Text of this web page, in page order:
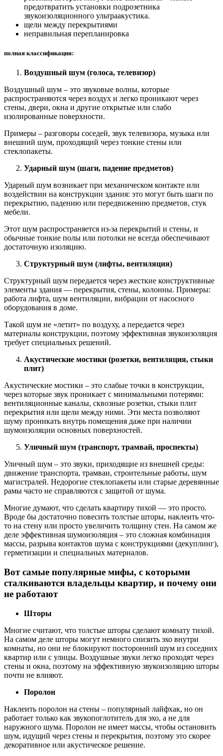
предотвратить установки подрозетника
звукоизоляционного ультраакустика.
щели между перекрытиями
неправильная перепланировка
полная классификация:
Воздушный шум (голоса, телевизор)
Воздушный шум – это звуковые волны, которые
распространяются через воздух и легко проникают через
стены, двери, окна и другие открытые или слабо
изолированные поверхности.
Примеры – разговоры соседей, звук телевизора, музыка или
внешний шум, проходящий через тонкие стены или
стеклопакеты.
Ударный шум (шаги, падение предметов)
Ударный шум возникает при механическом контакте или
воздействии на конструкции здания: это могут быть шаги по
перекрытию, падению или передвижению предметов, стук
мебели.
Этот шум распространяется из-за перекрытий и стены, и
обычные тонкие полы или потолки не всегда обеспечивают
достаточную изоляцию.
Структурный шум (лифты, вентиляция)
Структурный шум передается через жесткие конструктивные
элементы здания — перекрытия, стены, колонны. Примеры:
работа лифта, шум вентиляции, вибрации от насосного
оборудования в доме.
Такой шум не «летит» по воздуху, а передается через
материалы конструкции, поэтому эффективная звукоизоляция
требует специальных решений.
Акустические мостики (розетки, вентиляция, стыки
плит)
Акустические мостики – это слабые точки в конструкции,
через которые звук проникает с минимальными потерями:
вентиляционные каналы, сквозные розетки, стыки плит
перекрытия или щели между ними. Эти места позволяют
шуму проникать внутрь помещения даже при наличии
шумоизоляции основных поверхностей.
Уличный шум (транспорт, трамвай, проспекты)
Уличный шум – это звуки, приходящие из внешней среды:
движение транспорта, трамваи, строительные работы, шум
магистралей. Недорогие стеклопакеты или старые деревянные
рамы часто не справляются с защитой от шума.
Многие думают, что сделать квартиру тихой — это просто.
Вроде бы достаточно повесить толстые шторы, наклеить что-
то на стену или просто увеличить толщину стен. На самом же
деле эффективная шумоизоляция – это сложная комбинация
массы, разрыва контактов шума с конструкциями (декуплинг),
герметизации и специальных материалов.
Вот самые популярные мифы, с которыми
сталкиваются владельцы квартир, и почему они
не работают
Шторы
Многие считают, что толстые шторы сделают комнату тихой.
На самом деле шторы могут немного снизить эхо внутри
комнаты, но они не блокируют посторонний шум из соседних
квартир или с улицы. Воздушные звуки легко проходят через
стены и окна, поэтому на эффективную звукоизоляцию шторы
почти не влияют.
Поролон
Наклеить поролон на стены – популярный лайфхак, но он
работает только как звукопоглотитель для эхо, а не для
наружного шума. Поролон не имеет массы, чтобы остановить
шум, идущий через стены и перекрытия, поэтому это скорее
декоративное или акустическое решение.